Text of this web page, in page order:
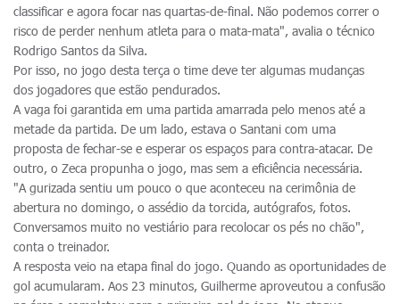
classificar e agora focar nas quartas-de-final. Não podemos correr o
risco de perder nenhum atleta para o mata-mata", avalia o técnico
Rodrigo Santos da Silva.
Por isso, no jogo desta terça o time deve ter algumas mudanças
dos jogadores que estão pendurados.
A vaga foi garantida em uma partida amarrada pelo menos até a
metade da partida. De um lado, estava o Santani com uma
proposta de fechar-se e esperar os espaços para contra-atacar. De
outro, o Zeca propunha o jogo, mas sem a eficiência necessária.
"A gurizada sentiu um pouco o que aconteceu na cerimônia de
abertura no domingo, o assédio da torcida, autógrafos, fotos.
Conversamos muito no vestiário para recolocar os pés no chão",
conta o treinador.
A resposta veio na etapa final do jogo. Quando as oportunidades de
gol acumularam. Aos 23 minutos, Guilherme aproveutou a confusão